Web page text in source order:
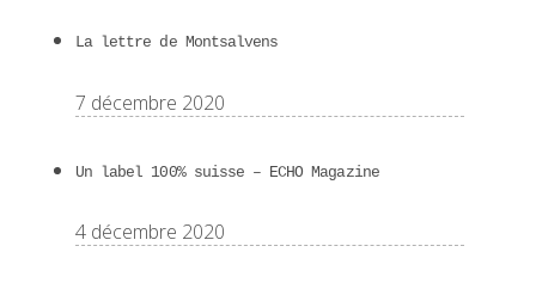
La lettre de Montsalvens
7 décembre 2020
Un label 100% suisse – ECHO Magazine
4 décembre 2020